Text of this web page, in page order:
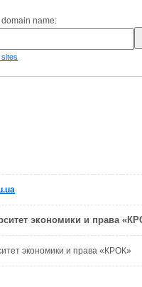
name:
экономики и права
экономики и права «КРОК»